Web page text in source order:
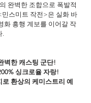
완벽한 조합으로 폭발적
스미트 작전>은 실화 바
화 흥행 계보를 이어갈 작
.
벽한 캐스팅 군단!
싱크로율 자랑!
환상의 케미스트리 예